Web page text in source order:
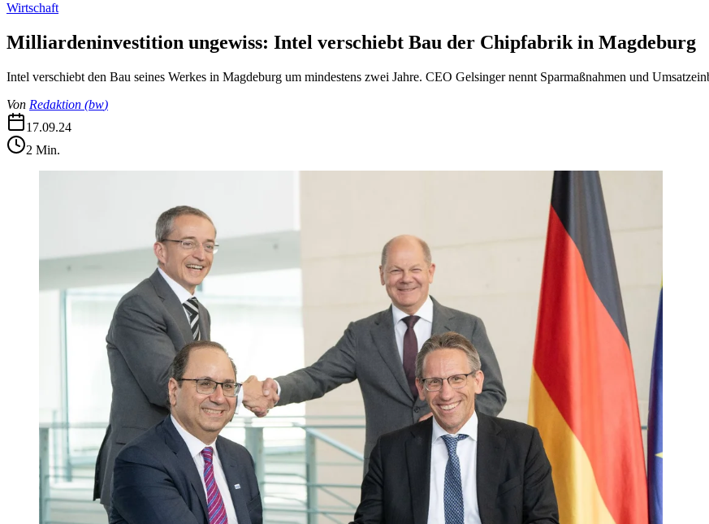
Wirtschaft
Milliardeninvestition ungewiss: Intel verschiebt Bau der Chipfabrik in Magdeburg
Intel verschiebt den Bau seines Werkes in Magdeburg um mindestens zwei Jahre. CEO Gelsinger nennt Sparmaßnahmen und
Von Redaktion (bw)
17.09.24
2 Min.